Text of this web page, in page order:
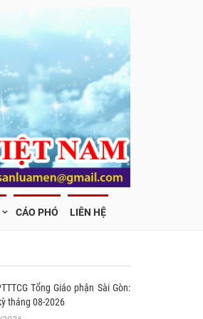
CÁO PHÓ LIÊN HỆ
Tổng Giáo phận Sài Gòn:
tháng 08-2026